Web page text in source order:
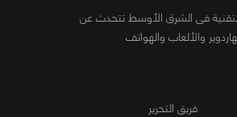
فى الشرق الأوسط تتحدث عن
والألعاب والهواتف
فريق التحرير